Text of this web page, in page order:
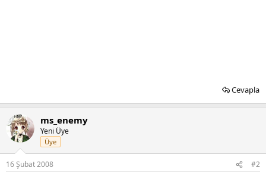
Cevapla
ms_enemy
Yeni Üye
Üye
16 Şubat 2008 #2